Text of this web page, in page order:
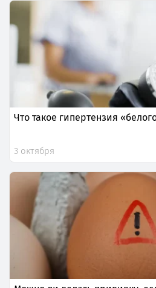
Что такое гипертензия
3 октября